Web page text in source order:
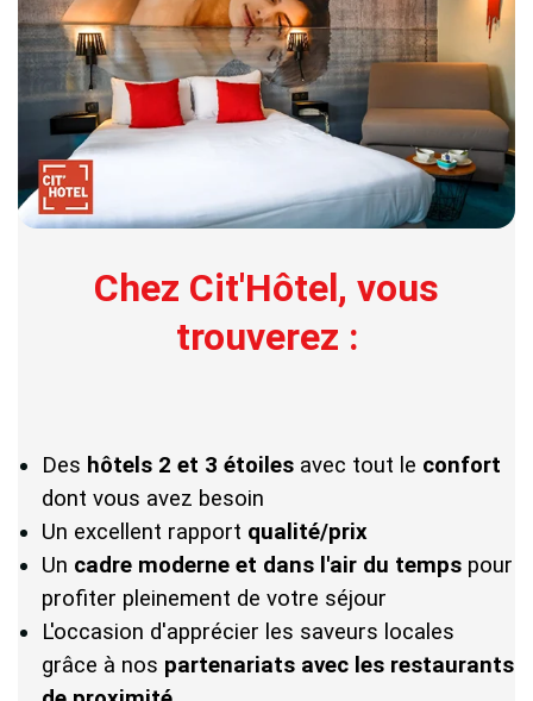
Chez Cit'Hôtel, vous
trouverez :
Des hôtels 2 et 3 étoiles avec tout le confort
dont vous avez besoin
Un excellent rapport qualité/prix
Un cadre moderne et dans l'air du temps pour
profiter pleinement de votre séjour
L'occasion d'apprécier les saveurs locales
grâce à nos partenariats avec les restaurants